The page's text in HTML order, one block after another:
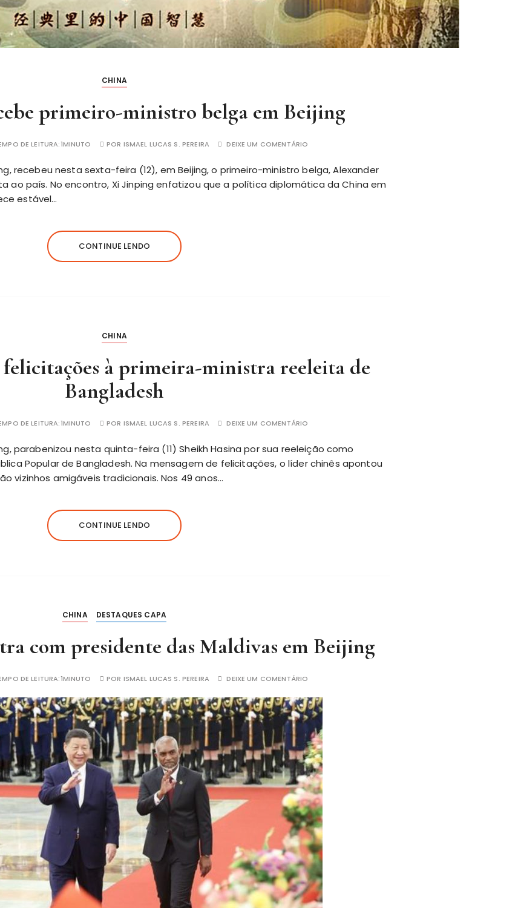
CHINA
primeiro-ministro belga em Beijing
DE LEITURA:1MINUTO POR ISMAEL LUCAS S. PEREIRA DEIXE UM COMENTÁRIO
recebeu nesta sexta-feira (12), em Beijing, o primeiro-ministro belga, Alexander
ao país. No encontro, Xi Jinping enfatizou que a política diplomática da China em
estável…
CONTINUE LENDO
CHINA
à primeira-ministra reeleita de
Bangladesh
DE LEITURA:1MINUTO POR ISMAEL LUCAS S. PEREIRA DEIXE UM COMENTÁRIO
parabenizou nesta quinta-feira (11) Sheikh Hasina por sua reeleição como
Popular de Bangladesh. Na mensagem de felicitações, o líder chinês apontou
vizinhos amigáveis tradicionais. Nos 49 anos…
CONTINUE LENDO
CHINA DESTAQUES CAPA
com presidente das Maldivas em Beijing
DE LEITURA:1MINUTO POR ISMAEL LUCAS S. PEREIRA DEIXE UM COMENTÁRIO